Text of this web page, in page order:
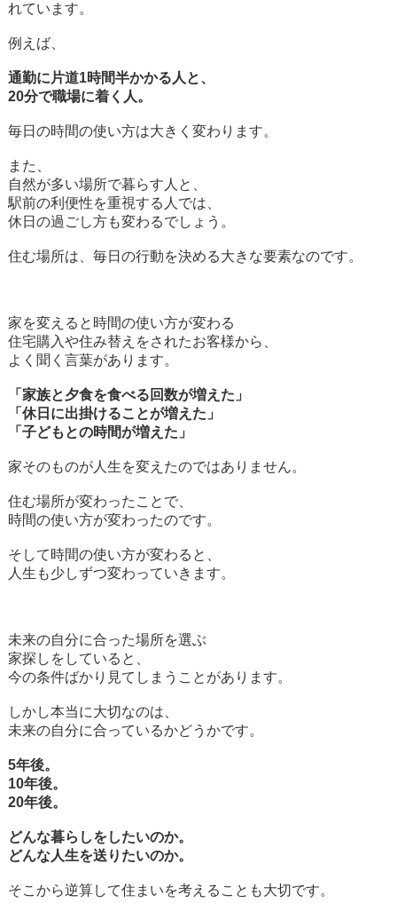
れています。
例えば、
通勤に片道1時間半かかる人と、
20分で職場に着く人。
毎日の時間の使い方は大きく変わります。
また、
自然が多い場所で暮らす人と、
駅前の利便性を重視する人では、
休日の過ごし方も変わるでしょう。
住む場所は、毎日の行動を決める大きな要素なのです。
家を変えると時間の使い方が変わる
住宅購入や住み替えをされたお客様から、
よく聞く言葉があります。
「家族と夕食を食べる回数が増えた」
「休日に出掛けることが増えた」
「子どもとの時間が増えた」
家そのものが人生を変えたのではありません。
住む場所が変わったことで、
時間の使い方が変わったのです。
そして時間の使い方が変わると、
人生も少しずつ変わっていきます。
未来の自分に合った場所を選ぶ
家探しをしていると、
今の条件ばかり見てしまうことがあります。
しかし本当に大切なのは、
未来の自分に合っているかどうかです。
5年後。
10年後。
20年後。
どんな暮らしをしたいのか。
どんな人生を送りたいのか。
そこから逆算して住まいを考えることも大切です。